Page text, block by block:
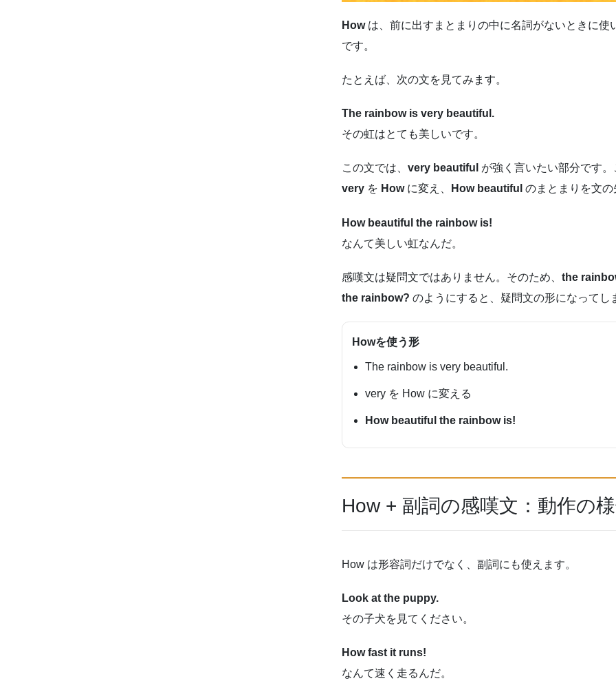
Howは、前に出すまとまりの中に名詞がないときに使
です。
たとえば、次の文を見てみます。
The rainbow is very beautiful.
その虹はとても美しいです。
この文では、 very beautiful が強く言いたい部分です
very を Howに変え、 How beautiful のまとまりを文
How beautiful the rainbow is!
なんて美しい虹なんだ。
感嘆文は疑問文ではありません。そのため、 the
the rainbow? のようにすると、疑問文の形になってし
Howを使う形
The rainbow is very beautiful.
very を How に変える
How beautiful the rainbow is!
How + 副詞の感嘆文：動作の
How は形容詞だけでなく、副詞にも使えます。
Look at the puppy.
その子犬を見てください。
How fast it runs!
なんて速く走るんだ。